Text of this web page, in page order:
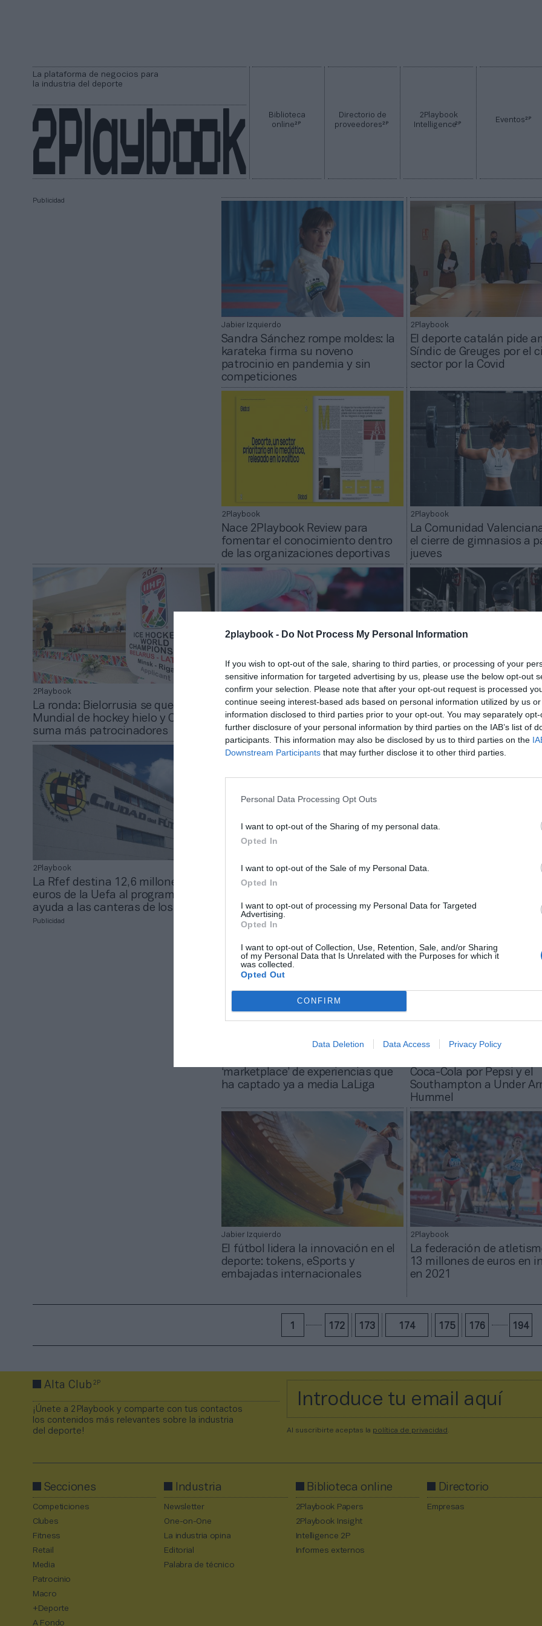
2playbook - Do Not Process My Personal Information
If you wish to opt-out of the sale, sharing to third parties, or processing of your
sensitive information for targeted advertising by us, please use the below opt-out
confirm your selection. Please note that after your opt-out request is processed
continue seeing interest-based ads based on personal information utilized by us
information disclosed to third parties prior to your opt-out. You may separately
further disclosure of your personal information by third parties on the IAB’s list of
participants. This information may also be disclosed by us to third parties on the
Downstream Participants that may further disclose it to other third parties.
Personal Data Processing Opt Outs
I want to opt-out of the Sharing of my personal data.
Opted In
I want to opt-out of the Sale of my Personal Data.
Opted In
I want to opt-out of processing my Personal Data for Targeted
Advertising.
Opted In
I want to opt-out of Collection, Use, Retention, Sale, and/or Sharing
of my Personal Data that Is Unrelated with the Purposes for which it
was collected.
Opted Out
CONFIRM
Data Deletion Data Access Privacy Policy
La plataforma de negocios para
la industria del deporte
Biblioteca
online2P
Directorio de
proveedores2P
2Playbook
Intelligence2P Eventos2P
Publicidad
Jabier Izquierdo
Sandra Sánchez rompe moldes: la
karateka firma su noveno
patrocinio en pandemia y sin
competiciones
2Playbook
El deporte catalán pide
Síndic de Greuges por el
sector por la Covid
2Playbook
Nace 2Playbook Review para
fomentar el conocimiento dentro
de las organizaciones deportivas
2Playbook
La Comunidad
el cierre de gimnasios a
jueves
2Playbook
La ronda: Bielorrusia se queda sin
Mundial de hockey hielo y Osaka
suma más patrocinadores
2Playbook
La Generalitat modifica la Ley del
Deporte de Cataluña para activar el
voto por correo en el Barça
2Playbook
Galicia paraliza el deporte
y limita más la actividad
gimnasios
2Playbook
La Rfef destina 12,6 millones de
euros de la Uefa al programa de
ayuda a las canteras de los clubes
2Playbook
Asturias, Castilla-La Mancha y
centros deportivos
2Playbook
deporte en la región
Publicidad
‘marketplace’ de experiencias que
ha captado ya a media LaLiga
2Playbook
Coca-Cola por Pepsi y el
Southampton a Under
Hummel
Jabier Izquierdo
El fútbol lidera la innovación en el
deporte: tokens, eSports y
embajadas internacionales
2Playbook
La federación de
13 millones de euros en
en 2021
172 173 174 175 176 194
Alta Club2P
¡Únete a 2Playbook y comparte con tus contactos
los contenidos más relevantes sobre la industria
del deporte!
Al suscribirte aceptas la política de privacidad
Secciones
Competiciones
Clubes
Fitness
Retail
Media
Patrocinio
Macro
+Deporte
A Fondo
Industria
Newsletter
One-on-One
La industria opina
Editorial
Palabra de técnico
Biblioteca online
2Playbook Papers
2Playbook Insight
Intelligence 2P
Informes externos
Directorio
Empresas